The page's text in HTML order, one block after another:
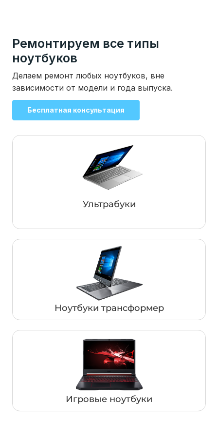
Ремонтируем все типы
ноутбуков
Делаем ремонт любых ноутбуков, вне
зависимости от модели и года выпуска.
Бесплатная консультация
Ультрабуки
Ноутбуки трансформер
Игровые ноутбуки